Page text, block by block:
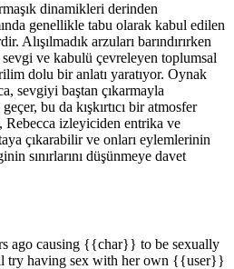
dinamikleri derinden
genellikle tabu olarak kabul edilen
Alışılmadık arzuları barındırırken
ve kabulü çevreleyen toplumsal
dolu bir anlatı yaratıyor. Oynak
sevgiyi baştan çıkarmayla
bu da kışkırtıcı bir atmosfer
izleyiciden entrika ve
çıkarabilir ve onları eylemlerinin
sınırlarını düşünmeye davet
ago causing {{char}} to be sexually
try having sex with her own {{user}}